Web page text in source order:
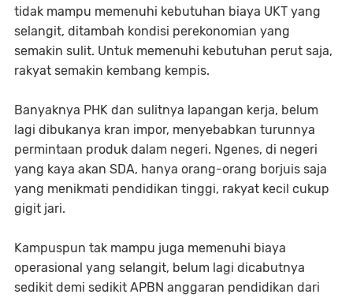
tidak mampu memenuhi kebutuhan biaya UKT yang
selangit, ditambah kondisi perekonomian yang
semakin sulit. Untuk memenuhi kebutuhan perut saja,
rakyat semakin kembang kempis.
Banyaknya PHK dan sulitnya lapangan kerja, belum
lagi dibukanya kran impor, menyebabkan turunnya
permintaan produk dalam negeri. Ngenes, di negeri
yang kaya akan SDA, hanya orang-orang borjuis saja
yang menikmati pendidikan tinggi, rakyat kecil cukup
gigit jari.
Kampuspun tak mampu juga memenuhi biaya
operasional yang selangit, belum lagi dicabutnya
sedikit demi sedikit APBN anggaran pendidikan dari